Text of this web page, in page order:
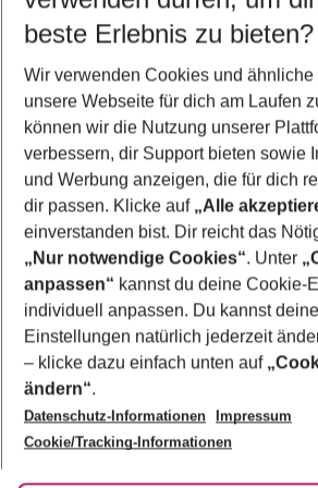
5-8 Nächte
2 Erwachsene Keine Kinder
Mehr Filter anzeigen
Footer
Footer navigation
Über uns
AGB
Bestpreisgarantie
Cookie-Einstellungen ändern
Cookie-Richtlinie
Agenturbetreuung
Barrierefreies Reisen
Folge uns
beste Erlebnis zu bieten?
Wir verwenden Cookies und ähnliche
unsere Webseite für dich am Laufen
können wir die Nutzung unserer
verbessern, dir Support bieten sowie
und Werbung anzeigen, die für dich
dir passen. Klicke auf „Alle
einverstanden bist. Dir reicht das
„Nur notwendige Cookies“. Unter
anpassen“ kannst du deine Cookie-
individuell anpassen. Du kannst
Einstellungen natürlich jederzeit
– klicke dazu einfach unten auf
ändern“.
Datenschutz-Informationen
Impressum
Cookie/Tracking-Informationen